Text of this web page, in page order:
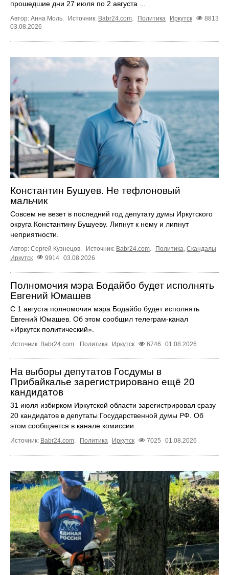
прошедшие дни 27 июля по 2 августа ...
Автор: Анна Моль. Источник: Babr24.com Политика Иркутск
8813
03.08.2026
Константин Бушуев. Не тефлоновый
мальчик
Совсем не везет в последний год депутату думы Иркутского
округа Константину Бушуеву. Липнут к нему и липнут
неприятности.
Автор: Сергей Кузнецов. Источник: Babr24.com. Политика, Скандалы
Иркутск
9914 03.08.2026
Полномочия мэра Бодайбо будет исполнять
Евгений Юмашев
С 1 августа полномочия мэра Бодайбо будет исполнять
Евгений Юмашев. Об этом сообщил телеграм-канал
«Иркутск политический».
Источник: Babr24.com Политика Иркутск 6746 01.08.2026
На выборы депутатов Госдумы в
Прибайкалье зарегистрировано ещё 20
кандидатов
31 июля избирком Иркутской области зарегистрировал сразу
20 кандидатов в депутаты Государственной думы РФ. Об
этом сообщается в канале комиссии.
Источник: Babr24.com Политика Иркутск 7025 01.08.2026